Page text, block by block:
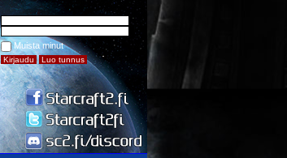
Muista minut